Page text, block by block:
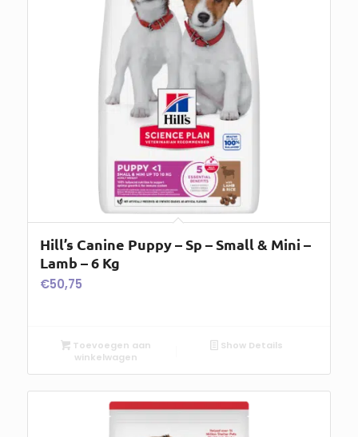
Hill’s Canine Puppy – Sp – Small & Mini –
Lamb – 6 Kg
€50,75
Toevoegen aan
winkelwagen
Show Details